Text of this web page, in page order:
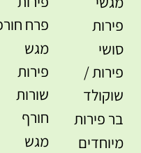
פירות
סושי
פירות /
שוקולד
בר פירות
מיוחדים
פרח חורפי
מגש
פירות
שורות
חורף
מגש